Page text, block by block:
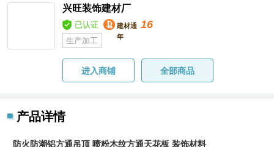
兴旺装饰建材厂
已认证 建材通 16
年
生产加工
进入商铺 全部商品
产品详情
防火防潮铝方通吊顶 喷粉木纹方通天花板 装饰材料